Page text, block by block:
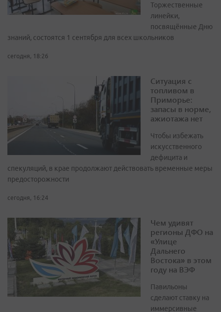
Торжественные
линейки,
посвящённые Дню
знаний, состоятся 1 сентября для всех школьников
сегодня, 18:26
Ситуация с
топливом в
Приморье:
запасы в норме,
ажиотажа нет
Чтобы избежать
искусственного
дефицита и
спекуляций, в крае продолжают действовать временные меры
предосторожности
сегодня, 16:24
Чем удивят
регионы ДФО на
«Улице
Дальнего
Востока» в этом
году на ВЭФ
Павильоны
сделают ставку на
иммерсивные